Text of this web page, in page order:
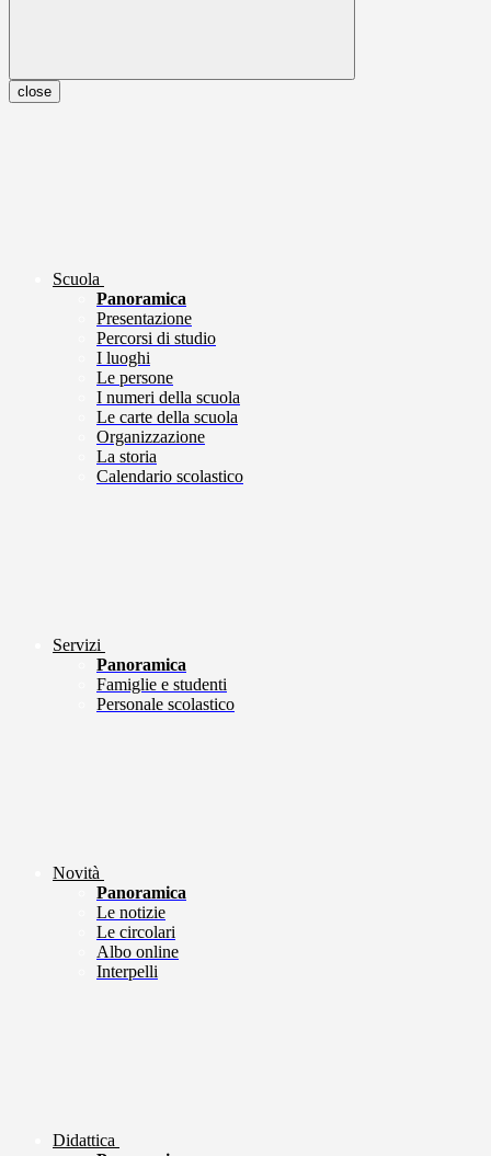
close
Scuola
Panoramica
Presentazione
Percorsi di studio
I luoghi
Le persone
I numeri della scuola
Le carte della scuola
Organizzazione
La storia
Calendario scolastico
Servizi
Panoramica
Famiglie e studenti
Personale scolastico
Novità
Panoramica
Le notizie
Le circolari
Albo online
Interpelli
Didattica